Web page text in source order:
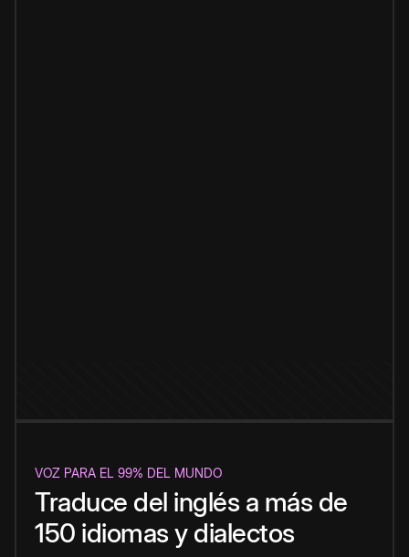
VOZ PARA EL 99% DEL MUNDO
Traduce del inglés a más de
150 idiomas y dialectos